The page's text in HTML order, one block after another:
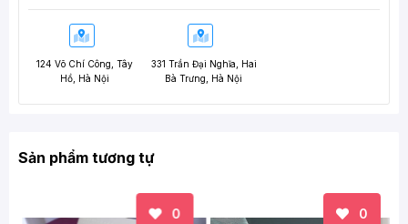
124 Võ Chí Công, Tây
Hồ, Hà Nội
331 Trần Đại Nghĩa, Hai
Bà Trưng, Hà Nội
Sản phẩm tương tự
0 0